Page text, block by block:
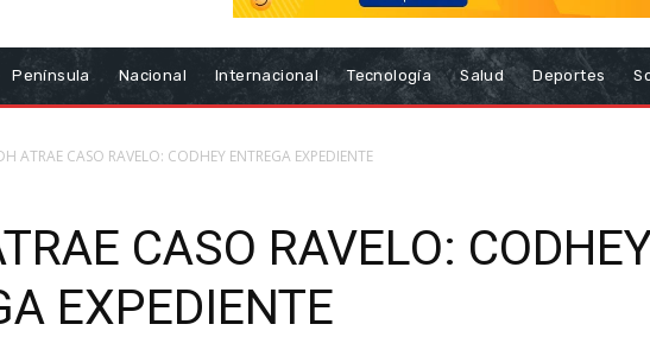
Península Nacional Internacional Tecnología Salud Deportes
ATRAE CASO RAVELO: CODHEY ENTREGA EXPEDIENTE
CASO RAVELO:
EXPEDIENTE